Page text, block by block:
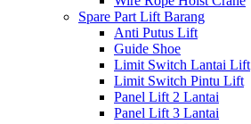
Spare Part Lift Barang
Anti Putus Lift
Guide Shoe
Limit Switch Lantai Lift
Limit Switch Pintu Lift
Panel Lift 2 Lantai
Panel Lift 3 Lantai